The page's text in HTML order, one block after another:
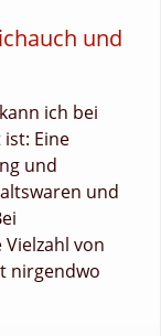
und
ich bei
Eine
und
und
von
nirgendwo